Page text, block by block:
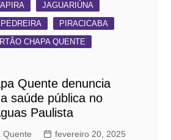
JAGUARIÚNA
PEDREIRA
PIRACICABA
CHAPA QUENTE
Quente denuncia
saúde pública no
Paulista
Quente
fevereiro 20, 2025